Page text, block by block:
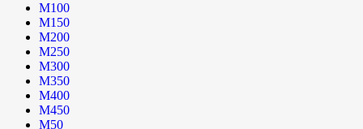
М100
М150
М200
М250
М300
М350
М400
М450
М50